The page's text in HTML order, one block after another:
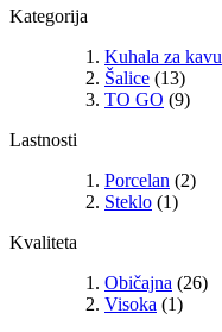
Kategorija
Kuhala za kavu
Šalice (13)
TO GO (9)
Lastnosti
Porcelan (2)
Steklo (1)
Kvaliteta
Običajna (26)
Visoka (1)